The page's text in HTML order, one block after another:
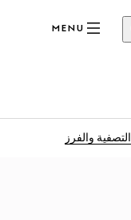
MENU
التصفية والفرز